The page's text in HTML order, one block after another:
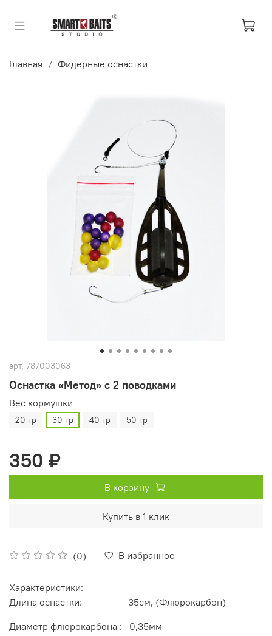
Главная Фидерные оснастки
арт. 787003063
Оснастка «Метод» с 2 поводками
(0) В избранное
Вес кормушки
20 гр 30 гр 40 гр 50 гр
350 ₽
В корзину
Купить в 1 клик
Характеристики:
Длина оснастки: 35см, (Флюрокарбон)
Диаметр флюрокарбона : 0,35мм